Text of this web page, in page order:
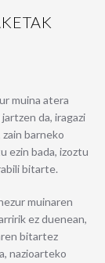
muina atera
da, iragazi
barneko
ezin bada, izoztu
bitarte.
muinaren
ez duenean,
bitartez
nazioarteko